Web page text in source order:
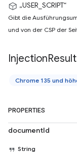
„USER_SCRIPT“
Gibt die
und von der CSP der
InjectionResult
Chrome 135 und
PROPERTIES
documentId
String